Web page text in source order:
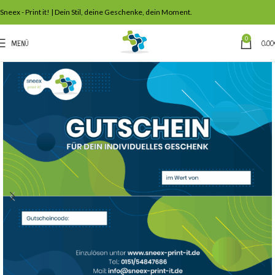
Sneex - Print it! | Dein Stil, deine Geschenke, dein Moment.
MENÜ 0 0,00